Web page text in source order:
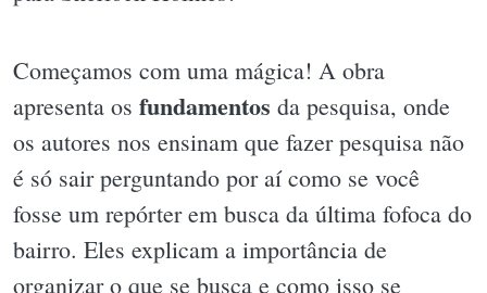
Começamos com uma mágica! A obra
apresenta os fundamentos da pesquisa, onde
os autores nos ensinam que fazer pesquisa não
é só sair perguntando por aí como se você
fosse um repórter em busca da última fofoca do
bairro. Eles explicam a importância de
organizar o que se busca e como isso se